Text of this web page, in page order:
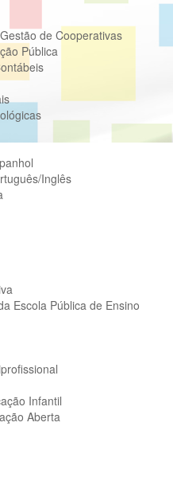
de Cooperativas
Pública
Inglês
Escola Pública de Ensino
Infantil
Aberta